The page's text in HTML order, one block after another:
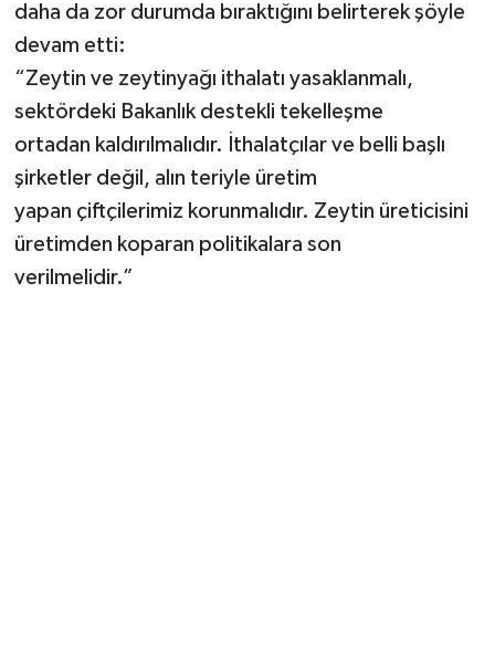
daha da zor durumda bıraktığını belirterek şöyle
devam etti:
“Zeytin ve zeytinyağı ithalatı yasaklanmalı,
sektördeki Bakanlık destekli tekelleşme
ortadan kaldırılmalıdır. İthalatçılar ve belli başlı
şirketler değil, alın teriyle üretim
yapan çiftçilerimiz korunmalıdır. Zeytin üreticisini
üretimden koparan politikalara son
verilmelidir.”